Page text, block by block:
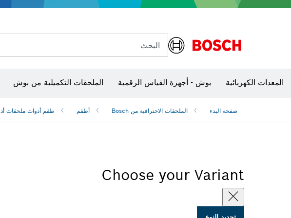
البحث
المعدات الكهربائية بوش - أجهزة القياس الرقمية الملحقات التكميلية من بوش
صفحه البدء الملحقات الاحترافية من Bosch أطقم طقم أدوات ملحقات
Choose your Variant